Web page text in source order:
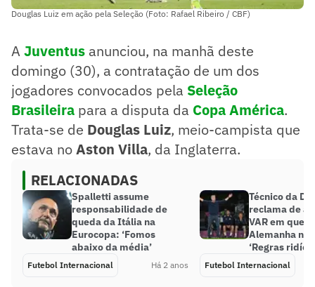
Douglas Luiz em ação pela Seleção (Foto: Rafael Ribeiro / CBF)
AJuventus anunciou, na manhã deste
domingo (30), a contratação de um dos
jogadores convocados pela Seleção
Brasileira para a disputa da Copa América.
Trata-se de Douglas Luiz, meio-campista que
estava noAston Villa, da Inglaterra.
RELACIONADAS
Spalletti assume
responsabilidade de
queda da Itália na
Eurocopa: ‘Fomos
abaixo da média’
Futebol Internacional Há 2 anos
Técnico da
reclama de
VAR em
Alemanha na
‘Regras
Futebol Internacional